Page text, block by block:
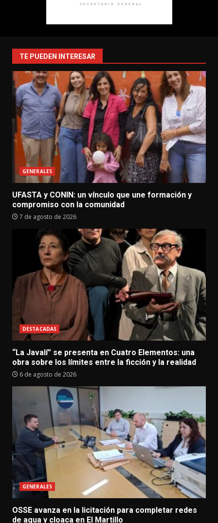
TE PUEDEN INTERESAR
GENERALES
UFASTA y CONIN: un vínculo que une formación y
compromiso con la comunidad
7 de agosto de 2026
DESTACADAS
“La Javalí” se presenta en Cuatro Elementos: una
obra sobre los límites entre la ficción y la realidad
6 de agosto de 2026
GENERALES
OSSE avanza en la licitación para completar redes
de agua y cloaca en El Martillo